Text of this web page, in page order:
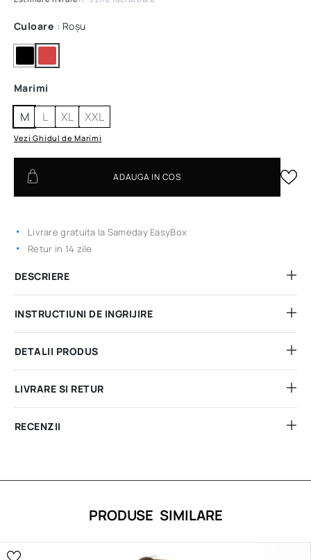
Culoare : Roșu
Marimi
M L XL XXL
Vezi Ghidul de Marimi
ADAUGA IN COS
Livrare gratuita la Sameday EasyBox
Retur in 14 zile
DESCRIERE
INSTRUCTIUNI DE INGRIJIRE
DETALII PRODUS
LIVRARE SI RETUR
RECENZII
PRODUSE SIMILARE